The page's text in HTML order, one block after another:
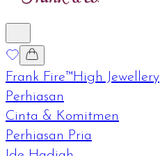
Frank Fire™High Jewellery
Perhiasan
Cinta & Komitmen
Perhiasan Pria